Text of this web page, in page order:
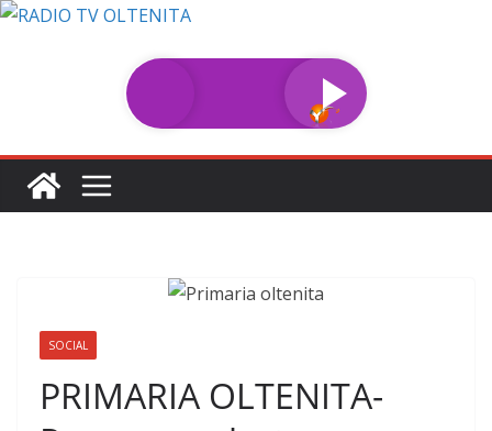
Sari
SOCIAL
PRIMARIA OLTENITA-